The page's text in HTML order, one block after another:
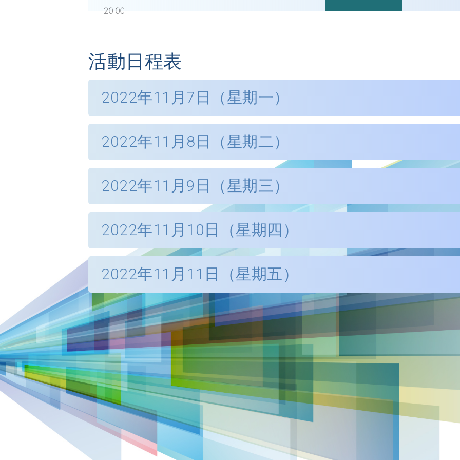
活動日程表
2022年11月7日（星期一）
亞太國際私法峰會
地點 : 香港會議展覽中心 N201 會議室
語言 : 英語 (並提供普通話和粵語同聲傳譯)
模式 : 混合
持續專業發展學分 : 6分
高級法律進修學分 : 1 分
協辦單位 :
支持機構 :
活動短片：
2022年11月8日（星期二）
海牙國際私法會議公約：支持跨境民商事訴訟慶祝
亞太區域辦事處十周年工作坊
時間 (香港時間) : 9:00 - 12:45
地點 : 香港會議展覽中心 N201 會議室
語言 : 英語 (並提供普通話和粵語同聲傳譯)
模式 : 混合
持續專業發展學分 : 3.5分
高級法律進修學分 : 1 分
支持機構 :
2022年11月9日（星期三）
東盟網上爭議解決工作坊：網上爭議解決可促進東盟
易和投資
時間 (香港時間) : 10:00 - 16:40
地點 : 香港會議展覽中心 N201 會議室
語言 : 英語 (並提供普通話和粵語同聲傳譯)
模式 :
持續專業發展學分 : 4.5分
高級法律進修學分 :
支持機構 :
2022年11月10日（星期四）
香港律師會第五屆「一帶一路」論壇「一帶一路」元
時間 (香港時間) :
地點 : 香港會議展覽中心 N201 會議室
語言 : 英語 (並提供普通話和粵語同聲傳譯)
模式 :
持續專業發展學分 : 6分
支持機構 :
2022年11月11日（星期五）
法治大會：法治公義 普惠共存
時間 (香港時間) : 09:00 – 17:30
地點 : 香港會議展覽中心 N201 會議室
語言 : 英文及粵語 (並提供英文、普通話和粵語同聲傳譯)
模式 : 混合
持續專業發展學分 : 6分